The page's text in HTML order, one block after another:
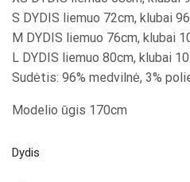
S DYDIS liemuo 72cm, klubai
M DYDIS liemuo 76cm, klubai
L DYDIS liemuo 80cm, klubai
Sudėtis: 96% medvilnė, 3%
Modelio ūgis 170cm
Dydis